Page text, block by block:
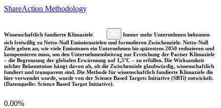
ShareAction Methodology
Wissenschaftlich fundierte Klimaziele
Immer mehr Unternehmen bekennen
sich freiwillig zu Netto-Null Emissionszielen und formulieren Zwischenziele. Netto-Null
Ziele geben an, wie viele Emissionen ein Unternehmen bis spätestens 2050 reduzieren und
kompensieren muss, um den Unternehmensbeitrag zur Erreichung der Pariser Klimaziele
– die Begrenzung der globalen Erwärmung auf 1,5°C – zu erfüllen. Die Wirksamkeit
solcher Bekenntnisse hängt davon ab, ob die Zwischenziele glaubwürdig, wissenschaftlich
fundiert und transparent sind. Die Methode für wissenschaftlich fundierte Klimaziele die
hier verwendet wurde, wurde von der Science Based Targets Initiative (SBTi) entwickelt.
(Datenquelle: Science Based Target Initiative).
0.00%